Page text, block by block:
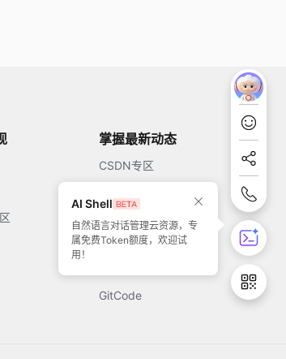
AI Shell
自然语言对话管理云资源，专
属免费Token额度，欢迎试
用！
掌握最新动态
CSDN专区
开源中国
51CTO
GitCode